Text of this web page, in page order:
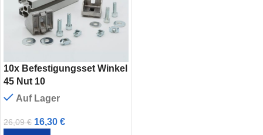
10x Befestigungsset Winkel
45 Nut 10
Auf Lager
26,09€ 16,30 €